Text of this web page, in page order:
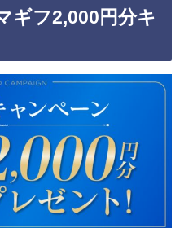
ギフ2,000円分キ